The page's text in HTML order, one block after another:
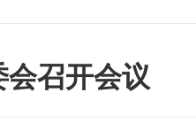
召开会议